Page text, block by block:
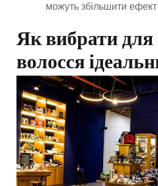
можуть збільшити
Як вибрати
волосся